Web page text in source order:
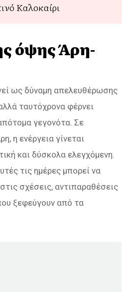
Καλοκαίρι
όψης Άρη-
ως δύναμη απελευθέρωσης
ταυτόχρονα φέρνει
γεγονότα. Σε
η ενέργεια γίνεται
και δύσκολα ελεγχόμενη.
τις ημέρες μπορεί να
σχέσεις, αντιπαραθέσεις
ξεφεύγουν από τα